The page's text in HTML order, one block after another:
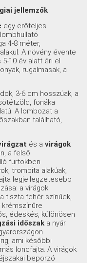
jellemzők
egy erőteljes
4-8 méter,
A növény évente
10 év alatt éri el
rugalmasak, a
3-6 cm hosszúak, a
fonáka
A lombozat a
található,
és avirágok
a felső
fürtökben
trombita alakúak,
legjellegzetesebb
a virágok
tiszta fehér színűek,
krémszínűre
édeskés, különösen
időszak a nyár
ami későbbi
loncfajta. A virágok
beporzó